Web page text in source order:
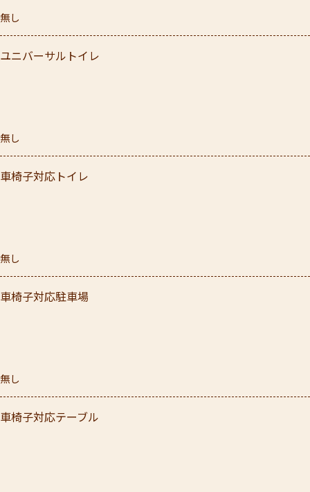
無し
ユニバーサルトイレ
無し
車椅子対応トイレ
無し
車椅子対応駐車場
無し
車椅子対応テーブル